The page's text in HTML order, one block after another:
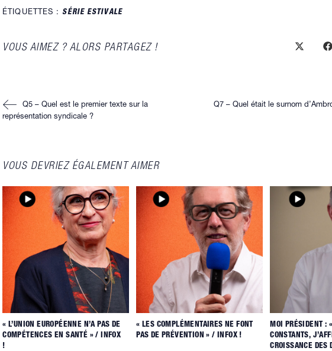
ÉTIQUETTES :SÉRIE ESTIVALE
VOUS AIMEZ ? ALORS PARTAGEZ !PARTAGER
Ouvrir
Read
more
articles
Q5 – Quel est le premier texte sur la
représentation syndicale ?
Q7 – Quel était le surnom
VOUS DEVRIEZ ÉGALEMENT AIMER
« L’UNION EUROPÉENNE N’A PAS DE
COMPÉTENCES EN SANTÉ » / INFOX
!
« LES COMPLÉMENTAIRES NE FONT
PAS DE PRÉVENTION » / INFOX !
MOI PRÉSIDENT :
CONSTANTS,
CROISSANCE DES